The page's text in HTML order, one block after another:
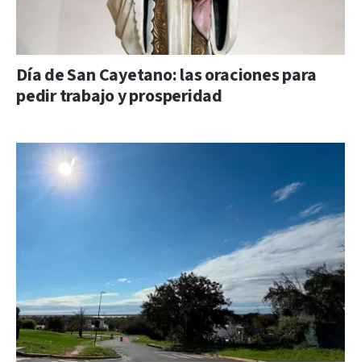
Día de San Cayetano: las oraciones para
pedir trabajo y prosperidad